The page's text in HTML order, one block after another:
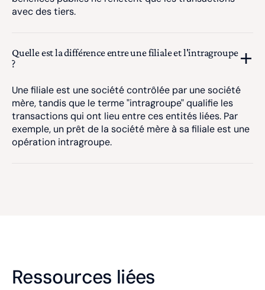
avec des tiers.
Quelle est la différence entre une filiale et l'intragroupe
?
Une filiale est une société contrôlée par une société
mère, tandis que le terme "intragroupe" qualifie les
transactions qui ont lieu entre ces entités liées. Par
exemple, un prêt de la société mère à sa filiale est une
opération intragroupe.
Ressources liées